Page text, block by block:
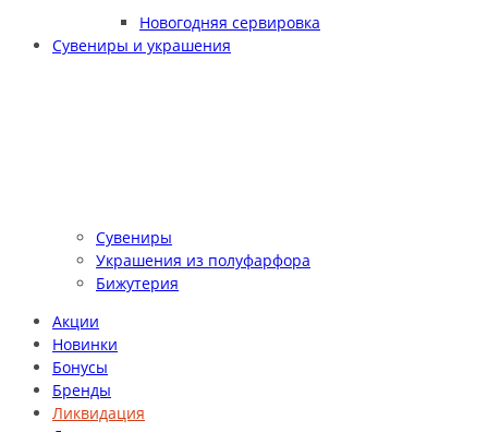
Новогодняя сервировка
Сувениры и украшения
Сувениры
Украшения из полуфарфора
Бижутерия
Акции
Новинки
Бонусы
Бренды
Ликвидация